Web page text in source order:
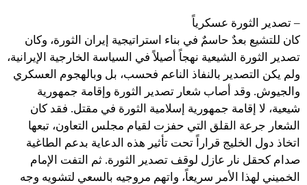
– تصدير الثورة عسكرياً
كان للتشيع بعدٌ حاسمٌ في بناء استراتيجية إيران الثورة، وكان
تصدير الثورة الشيعية نهجاً أصيلاً في السياسة الخارجية الإيرانية،
ولم يكن التصدير بالنفاذ الناعم فحسب، بل وبالهجوم العسكري
والجيوش. وقد أصاب شعار تصدير الثورة وإقامة جمهورية
شيعية، لا إقامة جمهورية إسلامية الثورة في مقتل. فقد كان
الشعار جرعة القلق التي حفزت لقيام مجلس التعاون، تبعها
اتخاذ دول الخليج قراراً تحت تأثير هذه الدعاية بدعم الطاغية
صدام كحقل نار عازل لوقف تصدير الثورة. ثم التفت الإمام
الخميني لهذا الأمر سريعاً، واتهم مروجيه بالسعي لتشويه وجه